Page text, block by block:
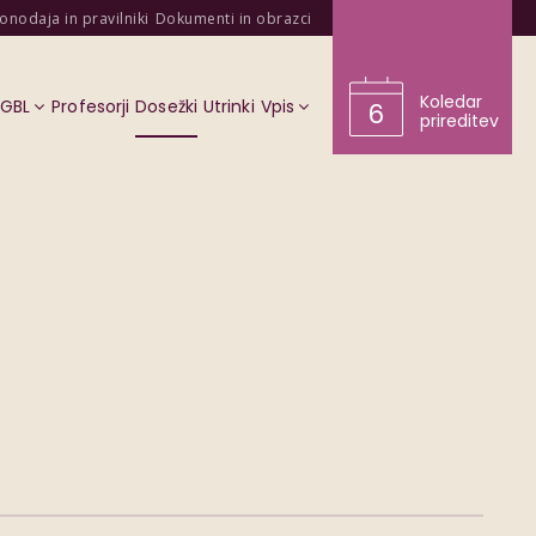
in pravilniki Dokumenti in obrazci
Profesorji Dosežki Utrinki Vpis 6
Koledar
prireditev